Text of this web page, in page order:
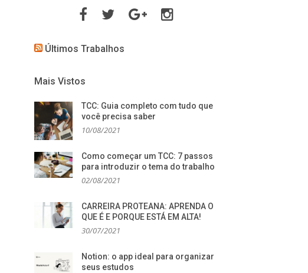
FacebookTwitter Google
Plus
Instagram
Últimos Trabalhos
Mais Vistos
TCC: Guia completo com tudo que
você precisa saber
10/08/2021
Como começar um TCC: 7 passos
para introduzir o tema do trabalho
02/08/2021
CARREIRA PROTEANA: APRENDA O
QUE É E PORQUE ESTÁ EM ALTA!
30/07/2021
Notion: o app ideal para organizar
seus estudos